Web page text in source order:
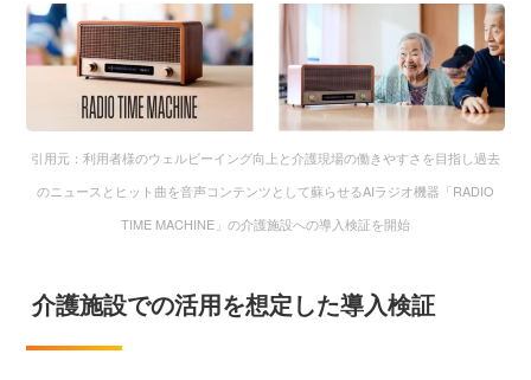
引用元：利用者様のウェルビーイング向上と介護現場の働きやすさを目指し過去
のニュースとヒット曲を音声コンテンツとして蘇らせるAIラジオ機器「RADIO
TIME MACHINE」の介護施設への導入検証を開始
介護施設での活用を想定した導入検証